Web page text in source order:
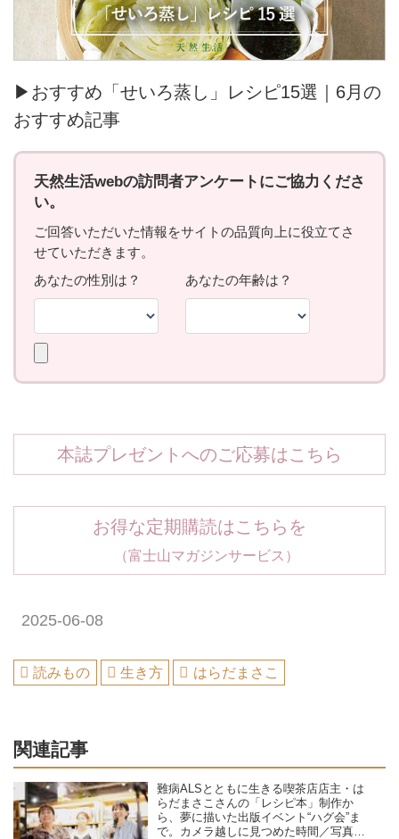
▶おすすめ「せいろ蒸し」レシピ15選｜6月の
おすすめ記事
本誌プレゼントへのご応募はこちら
お得な定期購読はこちらを
（富士山マガジンサービス）
2025-06-08
読みもの 生き方 はらだまさこ
関連記事
難病ALSとともに生きる喫茶店店主・は
らだまさこさんの「レシピ本」制作か
ら、夢に描いた出版イベント“ハグ会”ま
で。カメラ越しに見つめた時間／写真